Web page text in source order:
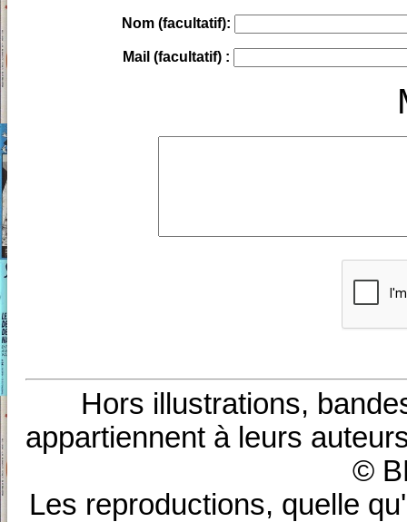
Nom (facultatif):
Mail (facultatif) :
Hors illustrations,
appartiennent à leurs
©
Les reproductions, quelle